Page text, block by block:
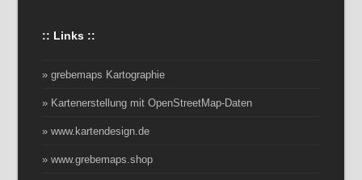
:: Links ::
» grebemaps Kartographie
» Kartenerstellung mit OpenStreetMap-Daten
» www.kartendesign.de
» www.grebemaps.shop